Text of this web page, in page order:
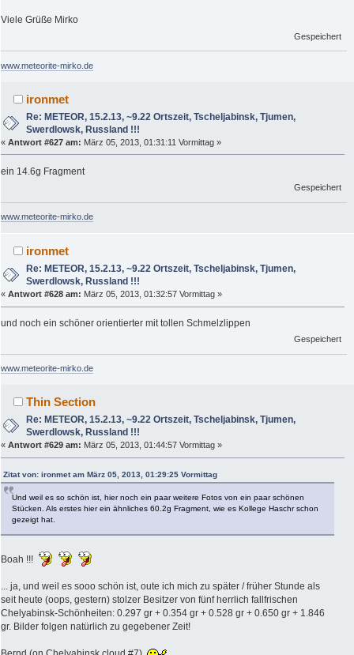
Viele Grüße Mirko
Gespeichert
www.meteorite-mirko.de
ironmet
Re: METEOR, 15.2.13, ~9.22 Ortszeit, Tscheljabinsk, Tjumen,
Swerdlowsk, Russland !!!
« Antwort #627 am: März 05, 2013, 01:31:11 Vormittag »
ein 14.6g Fragment
Gespeichert
www.meteorite-mirko.de
ironmet
Re: METEOR, 15.2.13, ~9.22 Ortszeit, Tscheljabinsk, Tjumen,
Swerdlowsk, Russland !!!
« Antwort #628 am: März 05, 2013, 01:32:57 Vormittag »
und noch ein schöner orientierter mit tollen Schmelzlippen
Gespeichert
www.meteorite-mirko.de
Thin Section
Re: METEOR, 15.2.13, ~9.22 Ortszeit, Tscheljabinsk, Tjumen,
Swerdlowsk, Russland !!!
« Antwort #629 am: März 05, 2013, 01:44:57 Vormittag »
Zitat von: ironmet am März 05, 2013, 01:29:25 Vormittag
Und weil es so schön ist, hier noch ein paar weitere Fotos von ein paar schönen
Stücken. Als erstes hier ein ähnliches 60.2g Fragment, wie es Kollege Haschr schon
gezeigt hat.
Boah !!!
... ja, und weil es sooo schön ist, oute ich mich zu später / früher Stunde als
seit heute (oops, gestern) stolzer Besitzer von fünf herrlich fallfrischen
Chelyabinsk-Schönheiten: 0.297 gr + 0.354 gr + 0.528 gr + 0.650 gr + 1.846
gr. Bilder folgen natürlich zu gegebener Zeit!